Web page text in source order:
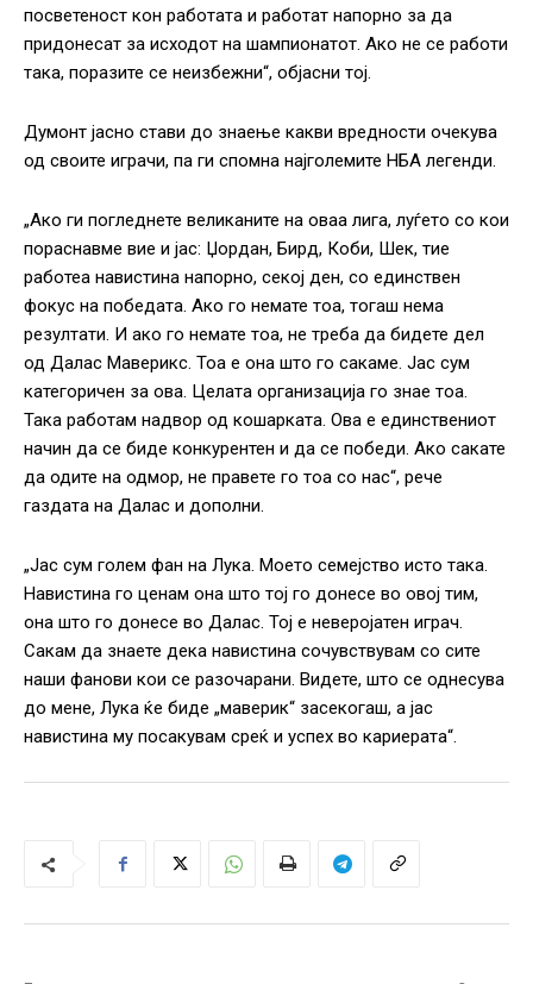
посветеност кон работата и работат напорно за да
придонесат за исходот на шампионатот. Ако не се работи
така, поразите се неизбежни“, објасни тој.
Думонт јасно стави до знаење какви вредности очекува
од своите играчи, па ги спомна најголемите НБА легенди.
„Ако ги погледнете великаните на оваа лига, луѓето со кои
пораснавме вие и јас: Џордан, Бирд, Коби, Шек, тие
работеа навистина напорно, секој ден, со единствен
фокус на победата. Ако го немате тоа, тогаш нема
резултати. И ако го немате тоа, не треба да бидете дел
од Далас Маверикс. Тоа е она што го сакаме. Јас сум
категоричен за ова. Целата организација го знае тоа.
Така работам надвор од кошарката. Ова е единствениот
начин да се биде конкурентен и да се победи. Ако сакате
да одите на одмор, не правете го тоа со нас“, рече
газдата на Далас и дополни.
„Јас сум голем фан на Лука. Моето семејство исто така.
Навистина го ценам она што тој го донесе во овој тим,
она што го донесе во Далас. Тој е неверојатен играч.
Сакам да знаете дека навистина сочувствувам со сите
наши фанови кои се разочарани. Видете, што се однесува
до мене, Лука ќе биде „маверик“ засекогаш, а јас
навистина му посакувам среќ и успех во кариерата“.